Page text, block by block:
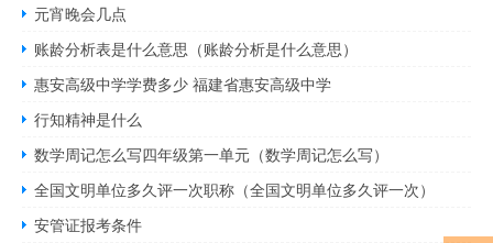
元宵晚会几点
账龄分析表是什么意思（账龄分析是什么意思）
惠安高级中学学费多少 福建省惠安高级中学
行知精神是什么
数学周记怎么写四年级第一单元（数学周记怎么写）
全国文明单位多久评一次职称（全国文明单位多久评一次）
安管证报考条件